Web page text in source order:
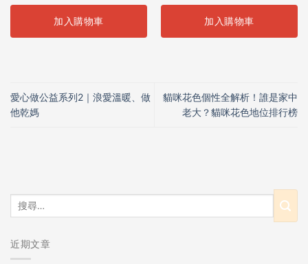
近期文章
加入購物車 加入購物車
愛心做公益系列2｜浪愛溫暖、做
他乾媽
貓咪花色個性全解析！誰是家中
老大？貓咪花色地位排行榜